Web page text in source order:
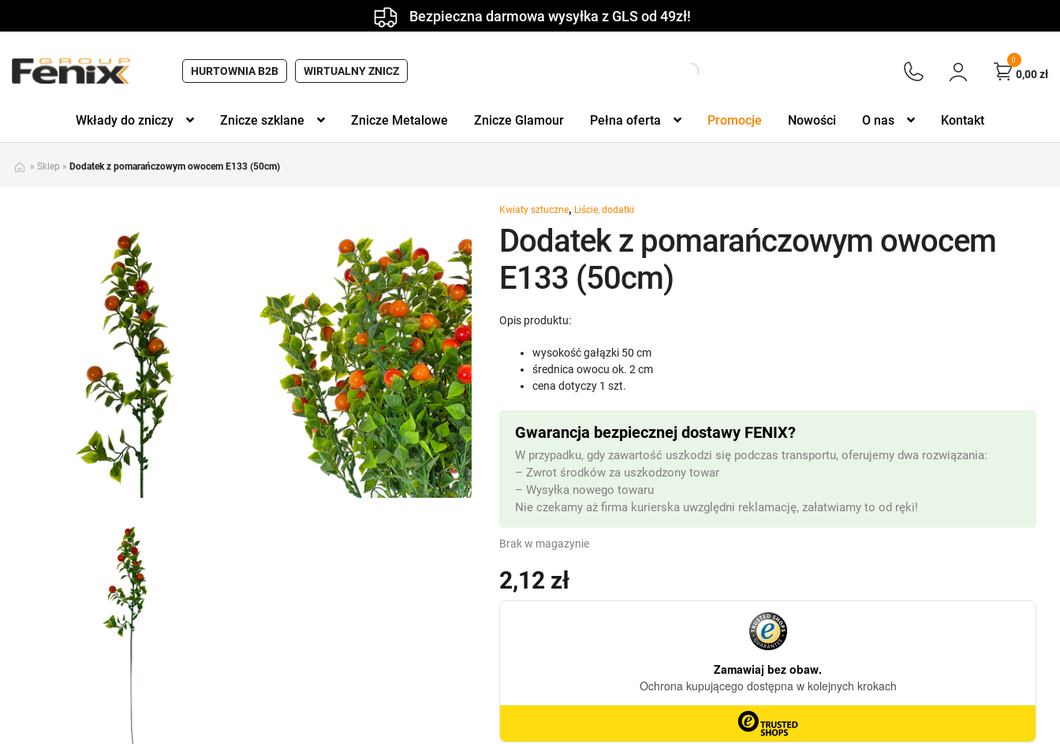
Bezpieczna darmowa wysyłka z GLS od 49zł!
HURTOWNIA B2B WIRTUALNY ZNICZ
0
0,00zł
Wkłady do zniczy Znicze szklane Znicze Metalowe Znicze Glamour Pełna oferta Promocje Nowości O nas Kontakt
» Sklep » Dodatek z pomarańczowym owocem E133 (50cm)
Kwiaty sztuczne, Liście, dodatki
Dodatek z pomarańczowym owocem
E133 (50cm)
2,12 zł
Opis produktu:
wysokość gałązki 50 cm
średnica owocu ok. 2 cm
cena dotyczy 1 szt.
Brak w magazynie
Gwarancja bezpiecznej dostawy FENIX?
W przypadku, gdy zawartość uszkodzi się podczas transportu, oferujemy dwa rozwiązania:
– Zwrot środków za uszkodzony towar
– Wysyłka nowego towaru
Nie czekamy aż firma kurierska uwzględni reklamację, załatwiamy to od ręki!